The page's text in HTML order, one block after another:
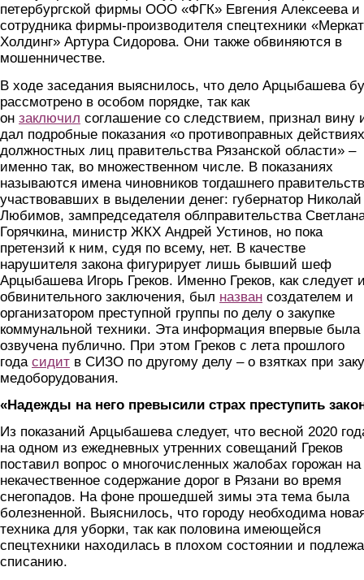
петербургской фирмы ООО «ФГК» Евгения Алексеева и
сотрудника фирмы-производителя спецтехники
Холдинг» Артура Сидорова. Они также обвиняются в
мошенничестве.
В ходе заседания выяснилось, что дело Арцыбашева
рассмотрено в особом порядке, так как
он заключил соглашение со следствием, признал вину
дал подробные показания «о противоправных действиях
должностных лиц правительства Рязанской области» –
именно так, во множественном числе. В показаниях
называются имена чиновников тогдашнего
участвовавших в выделении денег: губернатор Николай
Любимов, зампредседателя облправительства
Горячкина, министр ЖКХ Андрей Устинов, но пока
претензий к ним, судя по всему, нет. В качестве
нарушителя закона фигурирует лишь бывший шеф
Арцыбашева Игорь Греков. Именно Греков, как следует
обвинительного заключения, был назван создателем и
организатором преступной группы по делу о закупке
коммунальной техники. Эта информация впервые была
озвучена публично. При этом Греков с лета прошлого
года сидит в СИЗО по другому делу – о взятках при
медоборудования.
«Надежды на него превысили страх преступить
Из показаний Арцыбашева следует, что весной 2020
на одном из ежедневных утренних совещаний Греков
поставил вопрос о многочисленных жалобах горожан на
некачественное содержание дорог в Рязани во время
снегопадов. На фоне прошедшей зимы эта тема была
болезненной. Выяснилось, что городу необходима
техника для уборки, так как половина имеющейся
спецтехники находилась в плохом состоянии и
списанию.